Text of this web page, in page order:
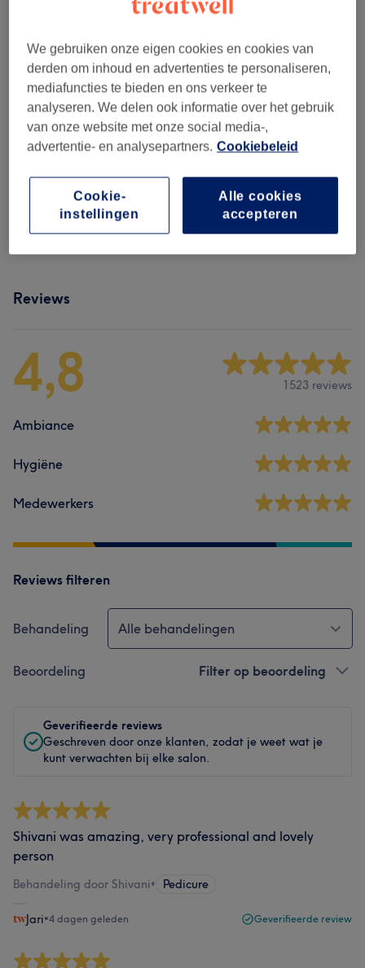
Vrouwen - Harsen ( 7) vanaf €14,50
Mannen - Harsen (6) vanaf €14,50
Wimpers & Wenkbrauwen (3) vanaf €23
Wimpers & Wenkbrauwen vanaf €75
Permanente Make-up (1) €15
Reviews
4,8 1523 reviews
Ambiance
Hygiëne
Medewerkers
Reviews filteren
Behandeling Alle behandelingen
Beoordeling Filter op beoordeling
Geverifieerde reviews
Geschreven door onze klanten, zodat je weet wat je
kunt verwachten bij elke salon.
Shivani was amazing, very professional and lovely
person
Behandeling door Shivani• Pedicure
Jari•4 dagen geleden Geverifieerde review
We gebruiken onze eigen cookies en cookies van
derden om inhoud en advertenties te personaliseren,
mediafuncties te bieden en ons verkeer te
analyseren. We delen ook informatie over het gebruik
van onze website met onze social media-,
advertentie- en analysepartners. Cookiebeleid
Alle cookies
accepteren
Cookie-
instellingen